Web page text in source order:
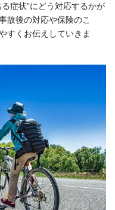
症状”にどう対応するかが
故後の対応や保険のこ
すくお伝えしていきま